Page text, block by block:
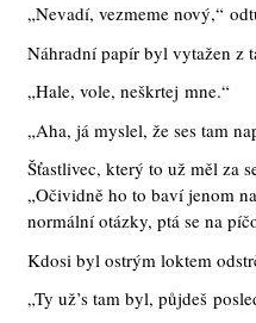
„Nevadí, vezmeme nový,“
Náhradní papír byl vytažen z
„Hale, vole, neškrtej mne.“
„Aha, já myslel, že ses tam
Šťastlivec, který to už měl za
„Očividně ho to baví jenom
normální otázky, ptá se na
Kdosi byl ostrým loktem
„Ty už’s tam byl, půjdeš